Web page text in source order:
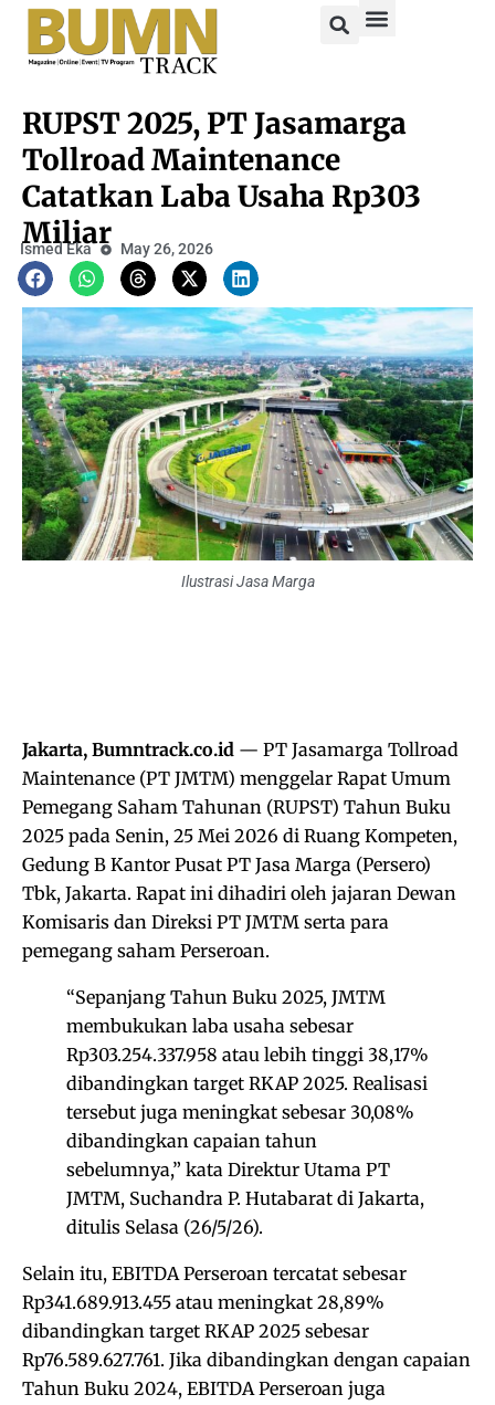
RUPST 2025, PT Jasamarga
Tollroad Maintenance
Catatkan Laba Usaha Rp303
Miliar
Ismed Eka May 26, 2026
Ilustrasi Jasa Marga
Jakarta, Bumntrack.co.id — PT Jasamarga Tollroad
Maintenance (PT JMTM) menggelar Rapat Umum
Pemegang Saham Tahunan (RUPST) Tahun Buku
2025 pada Senin, 25 Mei 2026 di Ruang Kompeten,
Gedung B Kantor Pusat PT Jasa Marga (Persero)
Tbk, Jakarta. Rapat ini dihadiri oleh jajaran Dewan
Komisaris dan Direksi PT JMTM serta para
pemegang saham Perseroan.
“Sepanjang Tahun Buku 2025, JMTM
membukukan laba usaha sebesar
Rp303.254.337.958 atau lebih tinggi 38,17%
dibandingkan target RKAP 2025. Realisasi
tersebut juga meningkat sebesar 30,08%
dibandingkan capaian tahun
sebelumnya,” kata Direktur Utama PT
JMTM, Suchandra P. Hutabarat di Jakarta,
ditulis Selasa (26/5/26).
Selain itu, EBITDA Perseroan tercatat sebesar
Rp341.689.913.455 atau meningkat 28,89%
dibandingkan target RKAP 2025 sebesar
Rp76.589.627.761. Jika dibandingkan dengan capaian
Tahun Buku 2024, EBITDA Perseroan juga